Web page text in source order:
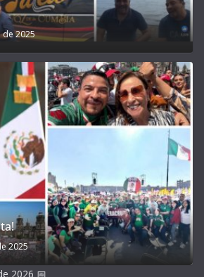
de 2025
2025
2026 📅